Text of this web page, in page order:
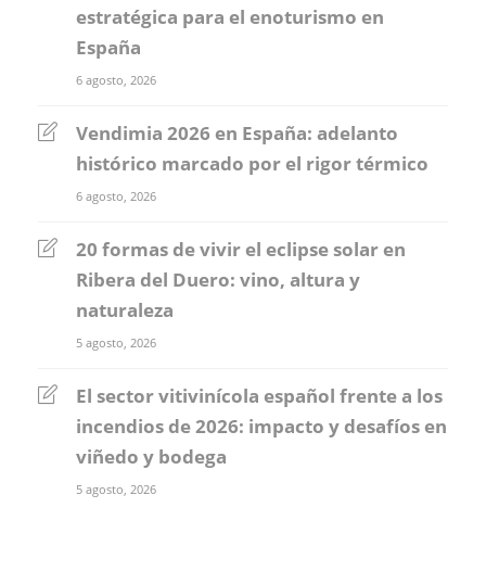
estratégica para el enoturismo en
España
6 agosto, 2026
Vendimia 2026 en España: adelanto
histórico marcado por el rigor térmico
6 agosto, 2026
20 formas de vivir el eclipse solar en
Ribera del Duero: vino, altura y
naturaleza
5 agosto, 2026
El sector vitivinícola español frente a los
incendios de 2026: impacto y desafíos en
viñedo y bodega
5 agosto, 2026